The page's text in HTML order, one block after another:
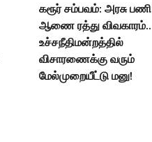
கரூர் சம்பவம்: அரசு பணி
ஆணை ரத்து விவகாரம்..
உச்சநீதிமன்றத்தில்
விசாரணைக்கு வரும்
மேல்முறையீட்டு மனு!